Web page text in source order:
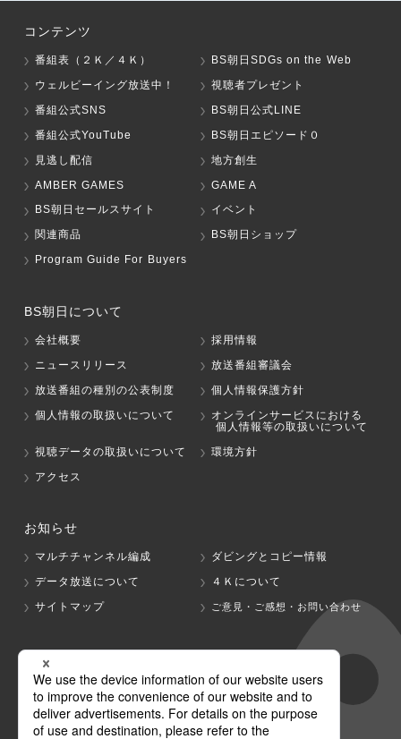
コンテンツ
番組表（２Ｋ／４Ｋ）
BS朝日SDGs on the Web
ウェルビーイング放送中！
視聴者プレゼント
番組公式SNS
BS朝日公式LINE
番組公式YouTube
BS朝日エピソード０
見逃し配信
地方創生
AMBER GAMES
GAME A
BS朝日セールスサイト
イベント
関連商品
BS朝日ショップ
Program Guide For Buyers
BS朝日について
会社概要
採用情報
ニュースリリース
放送番組審議会
放送番組の種別の公表制度
個人情報保護方針
個人情報の取扱いについて
オンラインサービスにおける
個人情報等の取扱いについて
視聴データの取扱いについて
環境方針
アクセス
お知らせ
マルチチャンネル編成
ダビングとコピー情報
データ放送について
４Ｋについて
サイトマップ
ご意見・ご感想・お問い合わせ
グループ会社
テレビ朝日 テレ朝チャンネル